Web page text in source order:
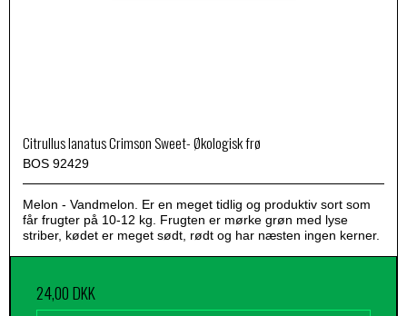
Citrullus lanatus Crimson Sweet- Økologisk frø
BOS 92429
Melon - Vandmelon. Er en meget tidlig og produktiv sort som
får frugter på 10-12 kg. Frugten er mørke grøn med lyse
striber, kødet er meget sødt, rødt og har næsten ingen kerner.
24,00 DKK